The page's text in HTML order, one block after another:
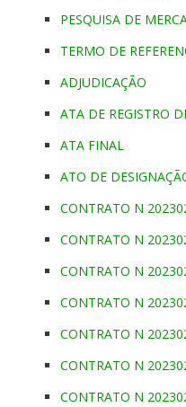
PESQUISA DE
TERMO DE
ADJUDICAÇÃO
ATA DE REGISTRO
ATA FINAL
ATO DE
CONTRATO N
CONTRATO N
CONTRATO N
CONTRATO N
CONTRATO N
CONTRATO N
CONTRATO N